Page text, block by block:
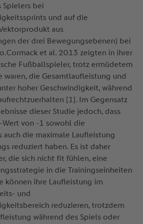
Spielers bei
und auf die
aus
der drei Bewegungsebenen) bei
et al. 2013 zeigten in ihrer
Fußballspieler, trotz ermüdetem
waren, die Gesamtlaufleistung und
hoher Geschwindigkeit, während
[1]. Im Gegensatz
dieser Studie jedoch, dass
Wert von -1 sowohl die
auch die maximale Laufleistung
reduziert haben. Es ist daher
die sich nicht fit fühlen, eine
in die Trainingseinheiten
können ihre Laufleistung im
und
reduzieren, trotzdem
während des Spiels oder